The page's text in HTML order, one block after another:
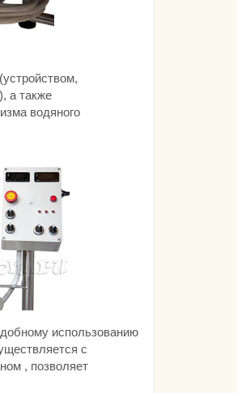
а также
водяного
использованию
с
, позволяет